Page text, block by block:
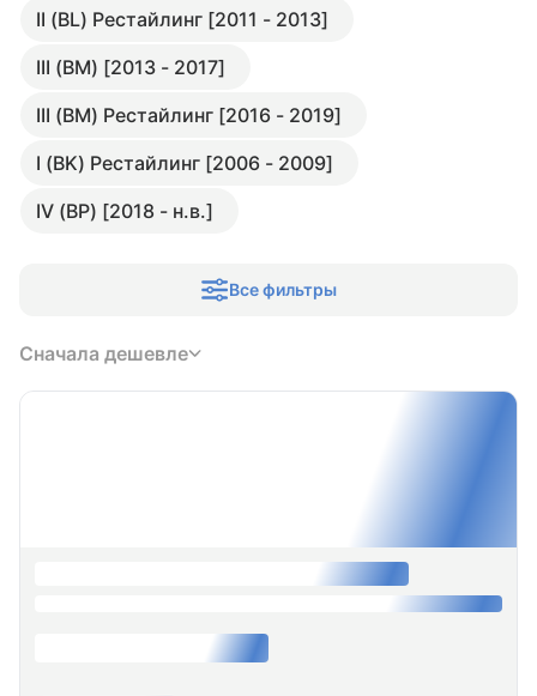
II (BL) Рестайлинг [2011 - 2013]
III (BM) [2013 - 2017]
III (BM) Рестайлинг [2016 - 2019]
I (BK) Рестайлинг [2006 - 2009]
IV (BP) [2018 - н.в.]
Все фильтры
Сначала дешевле